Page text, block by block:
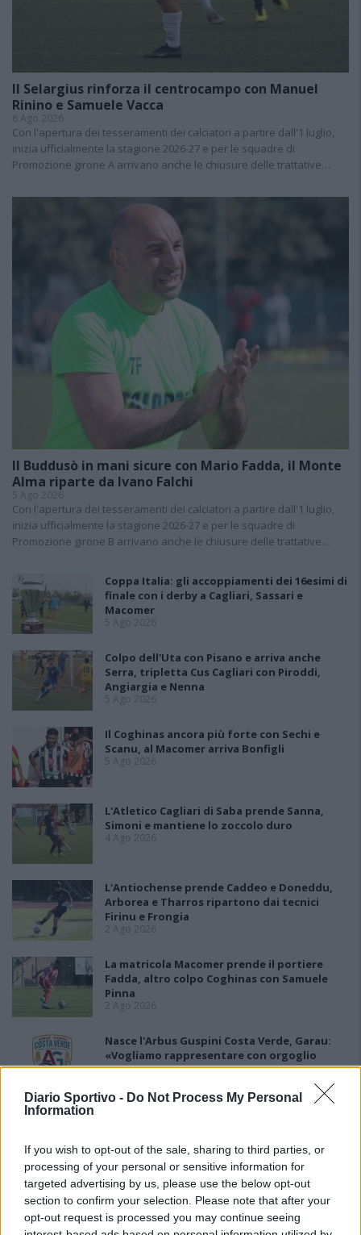
Diario Sportivo - Do Not Process My Personal
Information
If you wish to opt-out of the sale, sharing to third parties, or
processing of your personal or sensitive information for
targeted advertising by us, please use the below opt-out
section to confirm your selection. Please note that after your
opt-out request is processed you may continue seeing
Il Selargius rinforza il centrocampo con Manuel
Rinino e Samuele Vacca
6 Ago 2026
Con l'apertura dei tesseramenti dei calciatori a partire dall'1 luglio,
inizia ufficialmente la stagione 2026-27 e per le squadre di
Promozione girone A arrivano anche le chiusure delle trattative…
Il Buddusò in mani sicure con Mario Fadda, il Monte
Alma riparte da Ivano Falchi
5 Ago 2026
Con l'apertura dei tesseramenti dei calciatori a partire dall'1 luglio,
inizia ufficialmente la stagione 2026-27 e per le squadre di
Promozione girone B arrivano anche le chiusure delle trattative…
Coppa Italia: gli accoppiamenti dei 16esimi di
finale con i derby a Cagliari, Sassari e
Macomer
5 Ago 2026
Colpo dell'Uta con Pisano e arriva anche
Serra, tripletta Cus Cagliari con Piroddi,
Angiargia e Nenna
5 Ago 2026
Il Coghinas ancora più forte con Sechi e
Scanu, al Macomer arriva Bonfigli
5 Ago 2026
L'Atletico Cagliari di Saba prende Sanna,
Simoni e mantiene lo zoccolo duro
4 Ago 2026
L'Antiochense prende Caddeo e Doneddu,
Arborea e Tharros ripartono dai tecnici
Firinu e Frongia
2 Ago 2026
La matricola Macomer prende il portiere
Fadda, altro colpo Coghinas con Samuele
Pinna
2 Ago 2026
Nasce l'Arbus Guspini Costa Verde, Garau:
«Vogliamo rappresentare con orgoglio
l’intero territorio»